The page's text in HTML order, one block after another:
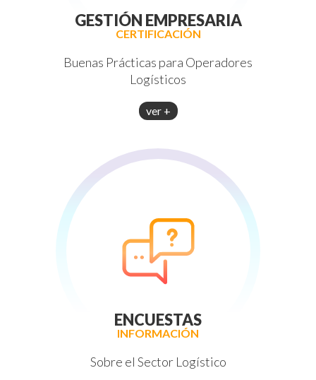
GESTIÓN EMPRESARIA
CERTIFICACIÓN
Buenas Prácticas para Operadores
Logísticos
ver +
ENCUESTAS
INFORMACIÓN
Sobre el Sector Logístico